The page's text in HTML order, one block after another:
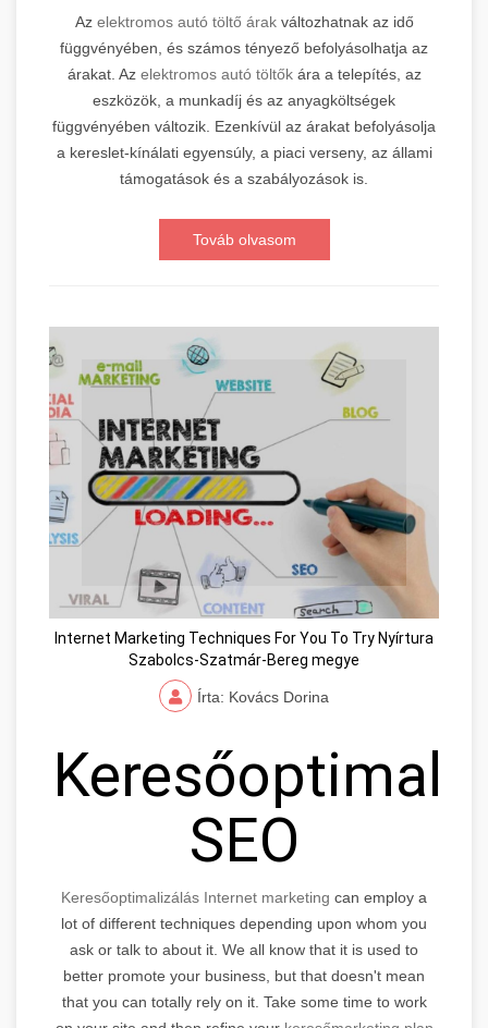
Az elektromos autó töltő árakváltozhatnak az idő
függvényében, és számos tényező befolyásolhatja az
árakat. Az elektromos autó töltőkára a telepítés, az
eszközök, a munkadíj és az anyagköltségek
függvényében változik. Ezenkívül az árakat befolyásolja
a kereslet-kínálati egyensúly, a piaci verseny, az állami
támogatások és a szabályozások is.
Továb olvasom
Internet Marketing Techniques For You To Try Nyírtura
Szabolcs-Szatmár-Bereg megye
Írta: Kovács Dorina
SEO
Keresőoptimalizálás Internet marketing can employ a
lot of different techniques depending upon whom you
ask or talk to about it. We all know that it is used to
better promote your business, but that doesn't mean
that you can totally rely on it. Take some time to work